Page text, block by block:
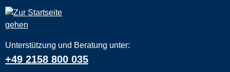
Unterstützung und Beratung unter:
+49 2158 800 035